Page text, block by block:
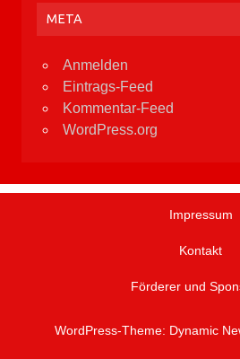
META
Anmelden
Eintrags-Feed
Kommentar-Feed
WordPress.org
Impressum
Kontakt
Förderer und
WordPress-Theme: Dynamic